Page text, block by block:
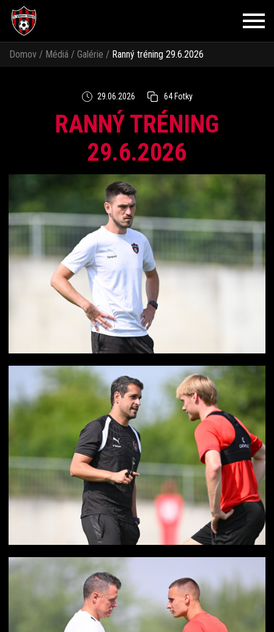
Domov / Médiá / Galérie / Ranný tréning 29.6.2026
29.06.2026 64 Fotky
RANNÝ TRÉNING
29.6.2026